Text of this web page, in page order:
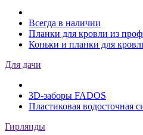
Всегда в наличии
Планки для кровли из
Коньки и планки для
Для дачи
3D-заборы FADOS
Пластиковая водосточная
Гирлянды